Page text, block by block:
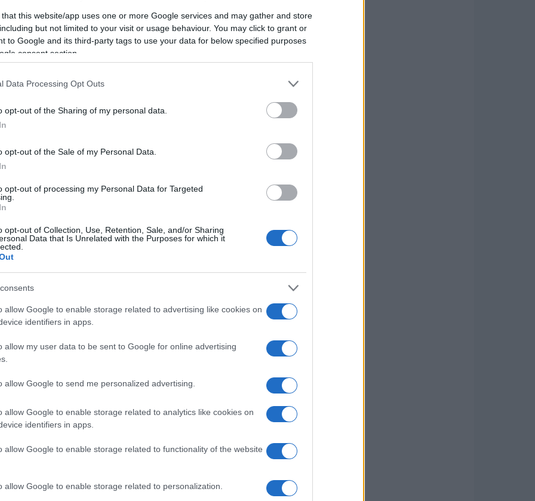
that this website/app uses one or more Google services and may gather and store
but not limited to your visit or usage behaviour. You may click to grant or
to Google and its third-party tags to use your data for below specified purposes
consent section.
Data Processing Opt Outs
opt-out of the Sharing of my personal data.
opt-out of the Sale of my Personal Data.
opt-out of processing my Personal Data for Targeted
opt-out of Collection, Use, Retention, Sale, and/or Sharing
Data that Is Unrelated with the Purposes for which it
allow Google to enable storage related to advertising like cookies on
identifiers in apps.
allow my user data to be sent to Google for online advertising
allow Google to send me personalized advertising.
allow Google to enable storage related to analytics like cookies on
identifiers in apps.
allow Google to enable storage related to functionality of the website
allow Google to enable storage related to personalization.
sito di giochi Polygon a Valnet, la società
tra gli altri. Questa transazione ha portato a
con molti membri del team che
sui social media. È un momento difficile
la concorrenza crescente stanno
il panorama videoludico.
incerto a seguito di conflitti con la
GameSpot. Recentemente, il direttore
una diretta che non parteciperà più al
Grubb ha confermato la sua uscita
Bomb sono sospesi mentre Fandom
dei marchi media”. Questo ha
l’integrità editoriale del sito, noto per il suo